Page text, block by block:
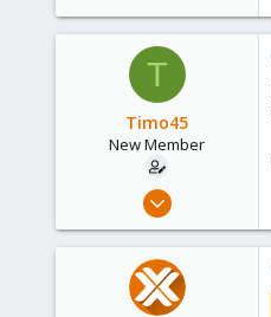
T
Timo45
New Member
Mar 1, 2021
1